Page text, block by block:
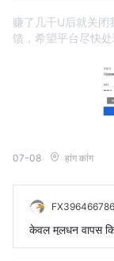
赚了几千U后就关闭
馈，希望平台尽快处
07-08 हांग कांग
केवल मूलधन वापस